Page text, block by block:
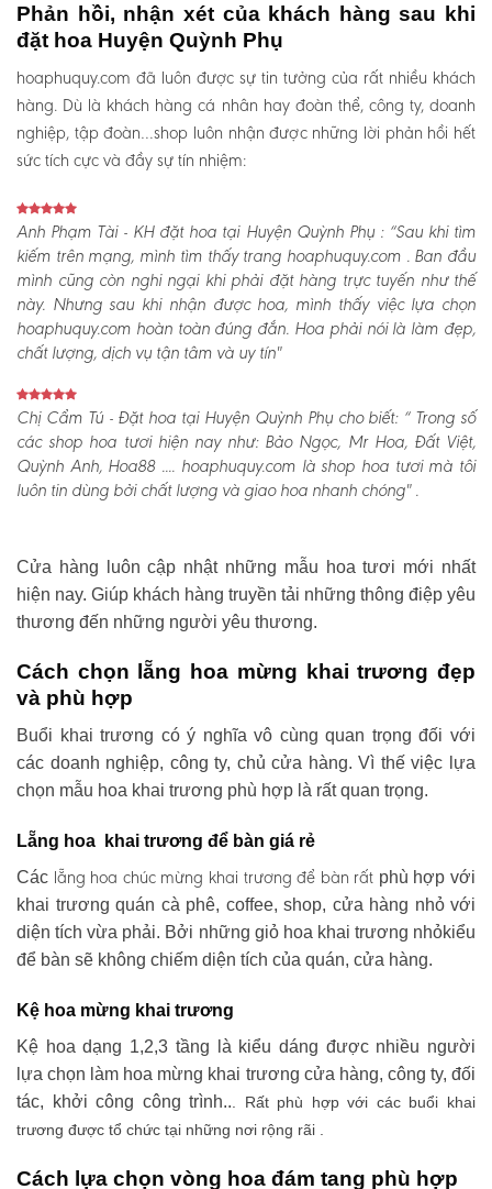
Phản hồi, nhận xét của khách hàng sau khi
đặt hoa Huyện Quỳnh Phụ
hoaphuquy.com đã luôn được sự tin tưởng của rất nhiều khách
hàng. Dù là khách hàng cá nhân hay đoàn thể, công ty, doanh
nghiệp, tập đoàn…shop luôn nhận được những lời phản hồi hết
sức tích cực và đầy sự tín nhiệm:
Anh Phạm Tài - KH đặt hoa tại Huyện Quỳnh Phụ :“Sau khi tìm
kiếm trên mạng, mình tìm thấy trang hoaphuquy.com . Ban đầu
mình cũng còn nghi ngại khi phải đặt hàng trực tuyến như thế
này. Nhưng sau khi nhận được hoa, mình thấy việc lựa chọn
hoaphuquy.com hoàn toàn đúng đắn. Hoa phải nói là làm đẹp,
chất lượng, dịch vụ tận tâm và uy tín"
Chị Cẩm Tú - Đặt hoa tại Huyện Quỳnh Phụ cho biết:“ Trong số
các shop hoa tươi hiện nay như: Bảo Ngọc, Mr Hoa, Đất Việt,
Quỳnh Anh, Hoa88 .... hoaphuquy.com là shop hoa tươi mà tôi
luôn tin dùng bởi chất lượng và giao hoa nhanh chóng" .
Cửa hàng luôn cập nhật những mẫu hoa tươi mới nhất
hiện nay. Giúp khách hàng truyền tải những thông điệp yêu
thương đến những người yêu thương.
Cách chọn lẵng hoa mừng khai trương đẹp
và phù hợp
Buổi khai trương có ý nghĩa vô cùng quan trọng đối với
các doanh nghiệp, công ty, chủ cửa hàng. Vì thế việc lựa
chọn mẫu hoa khai trương phù hợp là rất quan trọng.
Lẵng hoa khai trương để bàn giá rẻ
Các lẵng hoa chúc mừng khai trương để bàn rất phù hợp với
khai trương quán cà phê, coffee, shop, cửa hàng nhỏ với
diện tích vừa phải. Bởi những giỏ hoa khai trương nhỏkiểu
để bàn sẽ không chiếm diện tích của quán, cửa hàng.
Kệ hoa mừng khai trương
Kệ hoa dạng 1,2,3 tầng là kiểu dáng được nhiều người
lựa chọn làm hoa mừng khai trương cửa hàng, công ty, đối
tác, khởi công công trình.. . Rất phù hợp với các buổi khai
trương được tổ chức tại những nơi rộng rãi .
Cách lựa chọn vòng hoa đám tang phù hợp